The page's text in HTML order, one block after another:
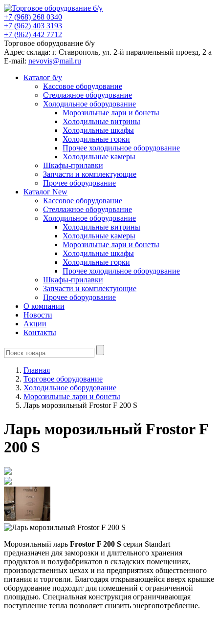
+7 (968) 268 0340
+7 (962) 403 3193
+7 (962) 442 7712
Торговое оборудование б/у
Адрес склада: г. Ставрополь, ул. 2-й параллельный проезд, 2 a
E-mail: nevovis@mail.ru
Каталог б/у
Кассовое оборудование
Стеллажное оборудование
Холодильное оборудование
Морозильные лари и бонеты
Холодильные витрины
Холодильные шкафы
Холодильные горки
Прочее холодильное оборудование
Холодильные камеры
Шкафы-прилавки
Запчасти и комплектующие
Прочее оборудование
Каталог New
Кассовое оборудование
Стеллажное оборудование
Холодильное оборудование
Холодильные витрины
Холодильные камеры
Морозильные лари и бонеты
Холодильные шкафы
Холодильные горки
Прочее холодильное оборудование
Шкафы-прилавки
Запчасти и комплектующие
Прочее оборудование
О компании
Новости
Акции
Контакты
Главная
Торговое оборудование
Холодильное оборудование
Морозильные лари и бонеты
Ларь морозильный Frostor F 200 S
Ларь морозильный Frostor F
200 S
Морозильный ларь Frostor F 200 S серии Standart
предназначен для заморозки и длительного хранения
продуктов и полуфабрикатов в складских помещениях,
производственных цехах и на предприятиях общественного
питания и торговли. Благодаря открывающейся вверх крышке
оборудование подходит для помещений с ограниченной
площадью. Специальная конструкция ограничивающая
поступление тепла позволяет снизить энергопотребление.